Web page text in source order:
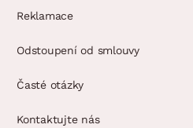
Reklamace
Odstoupení od smlouvy
Časté otázky
Kontaktujte nás